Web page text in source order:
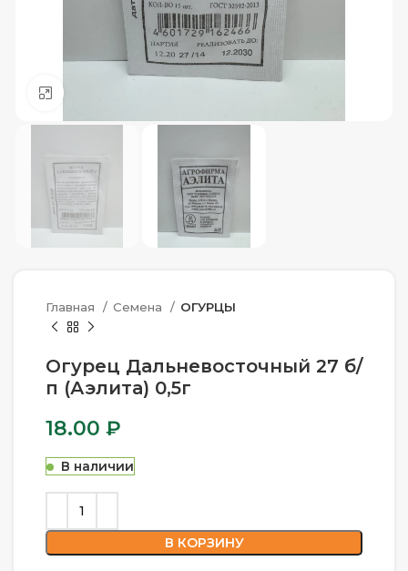
Главная Семена ОГУРЦЫ
Огурец Дальневосточный 27 б/
п (Аэлита) 0,5г
18.00 ₽
В наличии
В КОРЗИНУ